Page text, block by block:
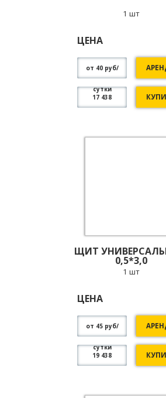
1 шт
ЦЕНА
от 40 руб/
сутки
17 438
ЩИТ
0,5*3,0
1 шт
ЦЕНА
от 45 руб/
сутки
19 438